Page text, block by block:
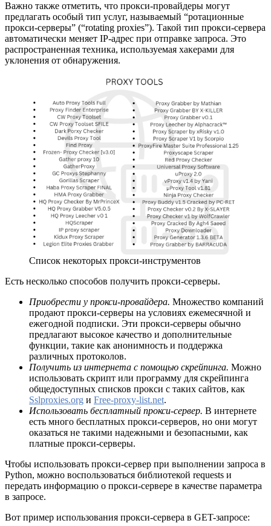
Важно также отметить, что прокси-провайдеры могут
предлагать особый тип услуг, называемый “ротационные
прокси-серверы” (“rotating proxies”). Такой тип прокси-сервера
автоматически меняет IP-адрес при отправке запроса. Это
распространенная техника, используемая хакерами для
уклонения от обнаружения.
Список некоторых прокси-инструментов
Есть несколько способов получить прокси-серверы.
Приобрести у прокси-провайдера. Множество компаний
продают прокси-серверы на условиях ежемесячной и
ежегодной подписки. Эти прокси-серверы обычно
предлагают высокое качество и дополнительные
функции, такие как анонимность и поддержка
различных протоколов.
Получить из интернета с помощью скрейпинга. Можно
использовать скрипт или программу для скрейпинга
общедоступных списков прокси с таких сайтов, как
Sslproxies.org и Free-proxy-list.net.
Использовать бесплатный прокси-сервер. В интернете
есть много бесплатных прокси-серверов, но они могут
оказаться не такими надежными и безопасными, как
платные прокси-серверы.
Чтобы использовать прокси-сервер при выполнении запроса в
Python, можно воспользоваться библиотекой requests и
передать информацию о прокси-сервере в качестве параметра
в запросе.
Вот пример использования прокси-сервера в GET-запросе: